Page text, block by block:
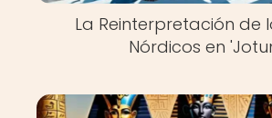
La Reinterpretación de
Nórdicos en